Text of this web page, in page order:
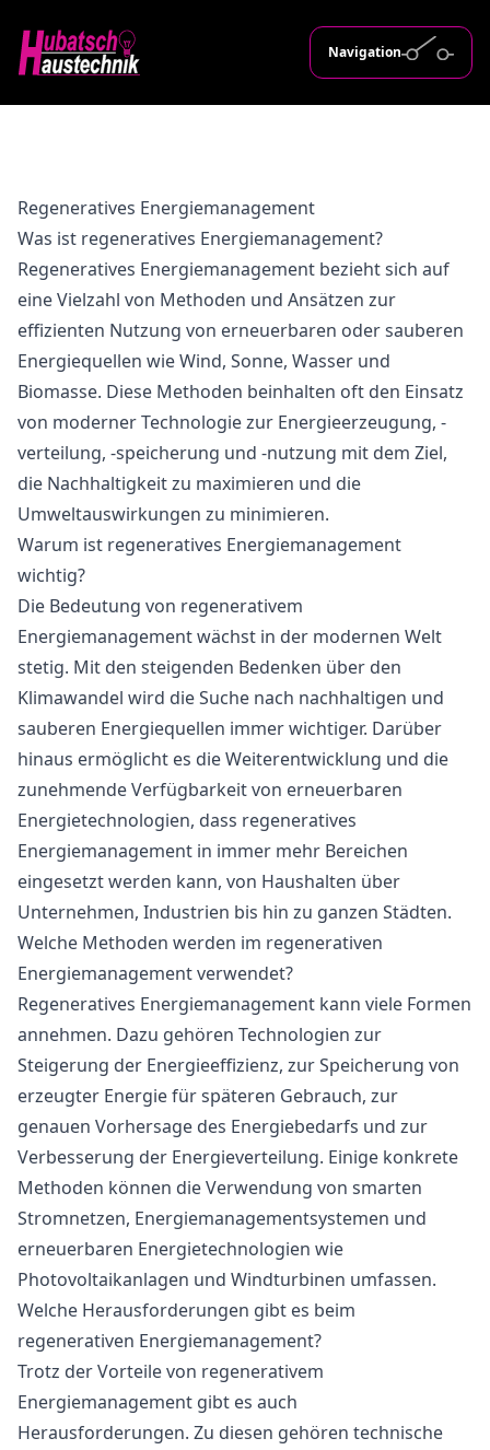
Navigation
Regeneratives Energiemanagement
Was ist regeneratives Energiemanagement?
Regeneratives Energiemanagement bezieht sich auf
eine Vielzahl von Methoden und Ansätzen zur
effizienten Nutzung von erneuerbaren oder sauberen
Energiequellen wie Wind, Sonne, Wasser und
Biomasse. Diese Methoden beinhalten oft den Einsatz
von moderner Technologie zur Energieerzeugung, -
verteilung, -speicherung und -nutzung mit dem Ziel,
die Nachhaltigkeit zu maximieren und die
Umweltauswirkungen zu minimieren.
Warum ist regeneratives Energiemanagement
wichtig?
Die Bedeutung von regenerativem
Energiemanagement wächst in der modernen Welt
stetig. Mit den steigenden Bedenken über den
Klimawandel wird die Suche nach nachhaltigen und
sauberen Energiequellen immer wichtiger. Darüber
hinaus ermöglicht es die Weiterentwicklung und die
zunehmende Verfügbarkeit von erneuerbaren
Energietechnologien, dass regeneratives
Energiemanagement in immer mehr Bereichen
eingesetzt werden kann, von Haushalten über
Unternehmen, Industrien bis hin zu ganzen Städten.
Welche Methoden werden im regenerativen
Energiemanagement verwendet?
Regeneratives Energiemanagement kann viele Formen
annehmen. Dazu gehören Technologien zur
Steigerung der Energieeffizienz, zur Speicherung von
erzeugter Energie für späteren Gebrauch, zur
genauen Vorhersage des Energiebedarfs und zur
Verbesserung der Energieverteilung. Einige konkrete
Methoden können die Verwendung von smarten
Stromnetzen, Energiemanagementsystemen und
erneuerbaren Energietechnologien wie
Photovoltaikanlagen und Windturbinen umfassen.
Welche Herausforderungen gibt es beim
regenerativen Energiemanagement?
Trotz der Vorteile von regenerativem
Energiemanagement gibt es auch
Herausforderungen. Zu diesen gehören technische